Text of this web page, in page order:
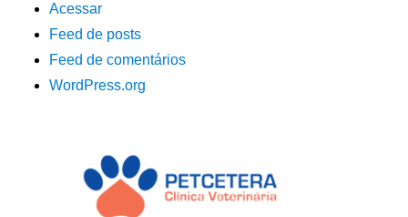
Acessar
Feed de posts
Feed de comentários
WordPress.org